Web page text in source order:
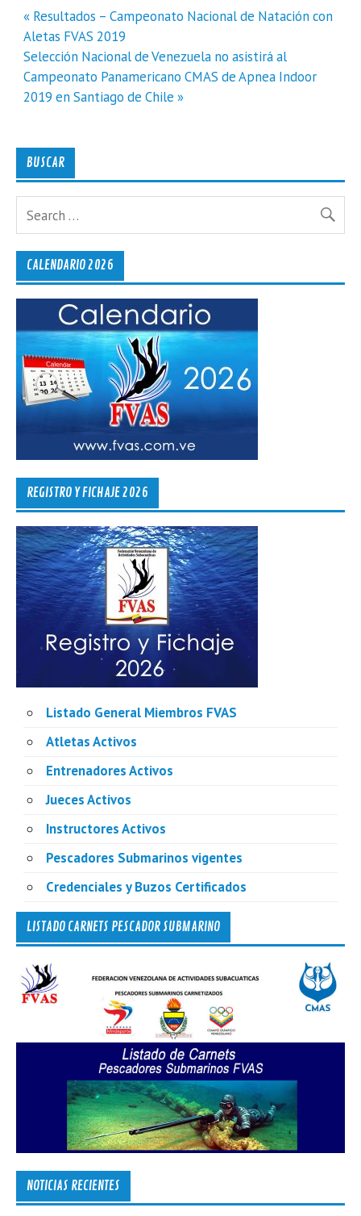
Navegación
de
entradas
« Resultados – Campeonato Nacional de Natación con
Aletas FVAS 2019
Selección Nacional de Venezuela no asistirá al
Campeonato Panamericano CMAS de Apnea Indoor
2019 en Santiago de Chile »
BUSCAR
CALENDARIO 2026
REGISTRO Y FICHAJE 2026
Listado General Miembros FVAS
Atletas Activos
Entrenadores Activos
Jueces Activos
Instructores Activos
Pescadores Submarinos vigentes
Credenciales y Buzos Certificados
LISTADO CARNETS PESCADOR SUBMARINO
NOTICIAS RECIENTES